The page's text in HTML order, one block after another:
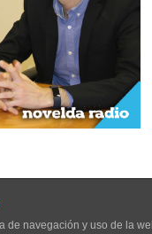
ESTÁN CERRADOS.
de navegación y uso de la